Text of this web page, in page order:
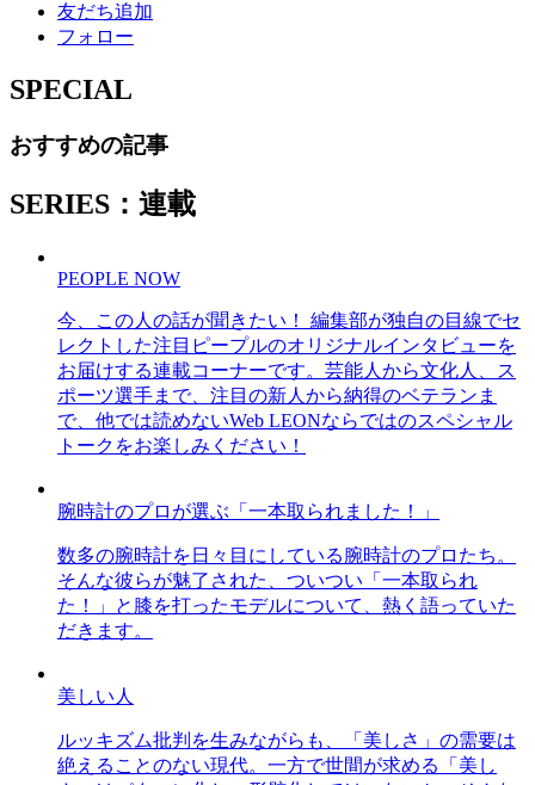
友だち追加
フォロー
SPECIAL
おすすめの記事
SERIES：連載
PEOPLE NOW
今、この人の話が聞きたい！ 編集部が独自の目線でセ
レクトした注目ピープルのオリジナルインタビューを
お届けする連載コーナーです。芸能人から文化人、ス
ポーツ選手まで、注目の新人から納得のベテランま
で、他では読めないWeb LEONならではのスペシャル
トークをお楽しみください！
腕時計のプロが選ぶ「一本取られました！」
数多の腕時計を日々目にしている腕時計のプロたち。
そんな彼らが魅了された、ついつい「一本取られ
た！」と膝を打ったモデルについて、熱く語っていた
だきます。
美しい人
ルッキズム批判を生みながらも、「美しさ」の需要は
絶えることのない現代。一方で世間が求める「美し